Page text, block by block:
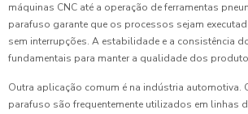
máquinas CNC até a operação de ferramentas
parafuso garante que os processos sejam
sem interrupções. A estabilidade e a consistência
fundamentais para manter a qualidade dos
Outra aplicação comum é na indústria automotiva.
parafuso são frequentemente utilizados em linhas